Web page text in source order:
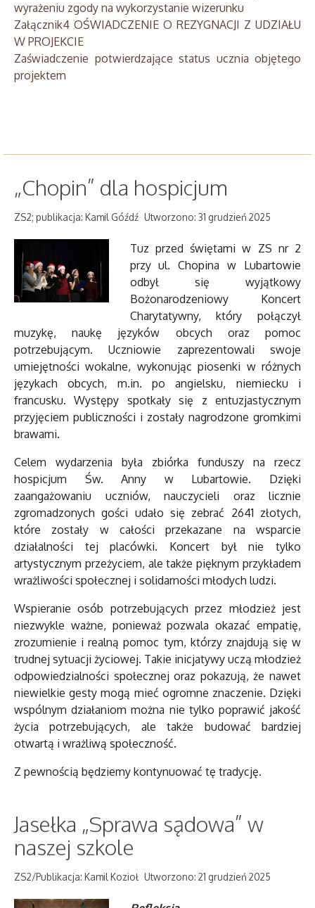
wyrażeniu zgody na wykorzystanie wizerunku
Załącznik4 OŚWIADCZENIE O REZYGNACJI Z UDZIAŁU
W PROJEKCIE
Zaświadczenie potwierdzające status ucznia objętego
projektem
„Chopin” dla hospicjum
ZS2; publikacja: Kamil Góźdź Utworzono: 31 grudzień 2025
Tuz przed świętami w ZS nr 2
przy ul. Chopina w Lubartowie
odbył się wyjątkowy
Bożonarodzeniowy Koncert
Charytatywny, który połączył
muzykę, naukę języków obcych oraz pomoc
potrzebującym. Uczniowie zaprezentowali swoje
umiejętności wokalne, wykonując piosenki w różnych
językach obcych, m.in. po angielsku, niemiecku i
francusku. Występy spotkały się z entuzjastycznym
przyjęciem publiczności i zostały nagrodzone gromkimi
brawami.
Celem wydarzenia była zbiórka funduszy na rzecz
hospicjum Św. Anny w Lubartowie. Dzięki
zaangażowaniu uczniów, nauczycieli oraz licznie
zgromadzonych gości udało się zebrać 2641 złotych,
które zostały w całości przekazane na wsparcie
działalności tej placówki. Koncert był nie tylko
artystycznym przeżyciem, ale także pięknym przykładem
wrażliwości społecznej i solidarności młodych ludzi.
Wspieranie osób potrzebujących przez młodzież jest
niezwykle ważne, ponieważ pozwala okazać empatię,
zrozumienie i realną pomoc tym, którzy znajdują się w
trudnej sytuacji życiowej. Takie inicjatywy uczą młodzież
odpowiedzialności społecznej oraz pokazują, że nawet
niewielkie gesty mogą mieć ogromne znaczenie. Dzięki
wspólnym działaniom można nie tylko poprawić jakość
życia potrzebujących, ale także budować bardziej
otwartą i wrażliwą społeczność.
Z pewnością będziemy kontynuować tę tradycję.
Jasełka „Sprawa sądowa” w
naszej szkole
ZS2/Publikacja: Kamil Kozioł Utworzono: 21 grudzień 2025